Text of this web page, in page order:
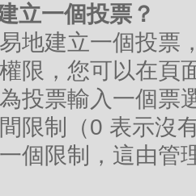
立一個投票？
地建立一個投票
限，您可以在頁
投票輸入一個票
限制（0 表示沒
個限制，這由管